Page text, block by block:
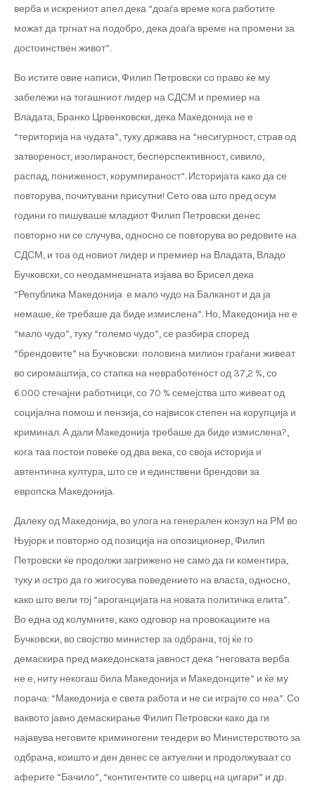
верба и искрениот апел дека “доаѓа време кога работите
можат да тргнат на подобро, дека доаѓа време на промени за
достоинствен живот”.
Во истите овие написи, Филип Петровски со право ќе му
забележи на тогашниот лидер на СДСМ и премиер на
Владата, Бранко Црвенковски, дека Македонија не е
“територија на чудата”, туку држава на “несигурност, страв од
затвореност, изолираност, бесперспективност, сивило,
распад, пониженост, корумпираност”. Историјата како да се
повторува, почитувани присутни! Сето ова што пред осум
години го пишуваше младиот Филип Петровски денес
повторно ни се случува, односно се повторува во редовите на
СДСМ, и тоа од новиот лидер и премиер на Владата, Владо
Бучковски, со неодамнешната изјава во Брисел дека
“Република Македонија е мало чудо на Балканот и да ја
немаше, ќе требаше да биде измислена”. Но, Македонија не е
“мало чудо”, туку “големо чудо”, се разбира според
“брендовите” на Бучковски: половина милион граѓани живеат
во сиромаштија, со стапка на невработеност од 37,2 %, со
6.000 стечајни работници, со 70 % семејства што живеат од
социјална помош и пензија, со највисок степен на корупција и
криминал. А дали Македонија требаше да биде измислена?,
кога таа постои повеќе од два века, со своја историја и
автентична култура, што се и единствени брендови за
европска Македонија.
Далеку од Македонија, во улога на генерален конзул на РМ во
Њујорк и повторно од позиција на опозиционер, Филип
Петровски ќе продолжи загрижено не само да ги коментира,
туку и остро да го жигосува поведението на власта, односно,
како што вели тој “ароганцијата на новата политичка елита”.
Во една од колумните, како одговор на провокациите на
Бучковски, во својство министер за одбрана, тој ќе го
демаскира пред македонската јавност дека “неговата верба
не е, ниту некогаш била Македонија и Македонците” и ќе му
порача: “Македонија е света работа и не си играјте со неа”. Со
ваквото јавно демаскирање Филип Петровски како да ги
најавува неговите криминогени тендери во Министерството за
одбрана, коишто и ден денес се актуелни и продолжуваат со
аферите “Бачило”, “контигентите со шверц на цигари” и др.